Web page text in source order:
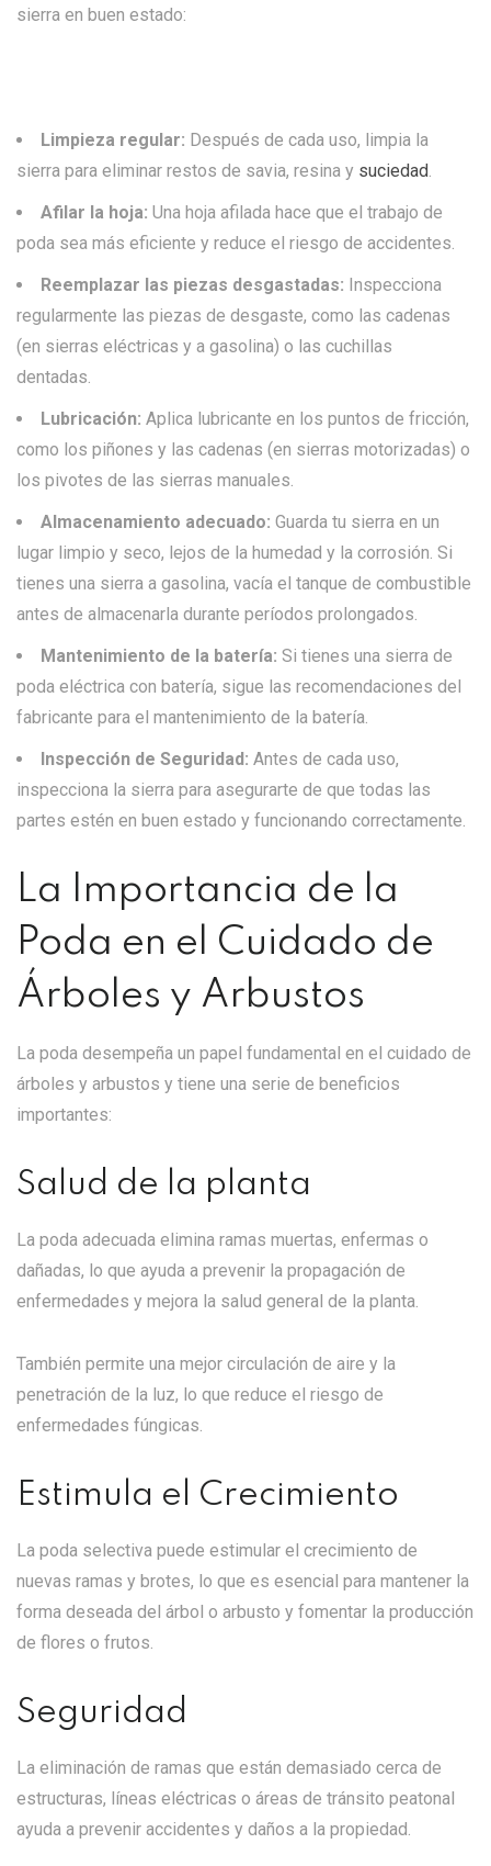
sierra en buen estado:
Limpieza regular: Después de cada uso, limpia la
sierra para eliminar restos de savia, resina y suciedad.
Afilar la hoja: Una hoja afilada hace que el trabajo de
poda sea más eficiente y reduce el riesgo de accidentes.
Reemplazar las piezas desgastadas: Inspecciona
regularmente las piezas de desgaste, como las cadenas
(en sierras eléctricas y a gasolina) o las cuchillas
dentadas.
Lubricación: Aplica lubricante en los puntos de fricción,
como los piñones y las cadenas (en sierras motorizadas) o
los pivotes de las sierras manuales.
Almacenamiento adecuado: Guarda tu sierra en un
lugar limpio y seco, lejos de la humedad y la corrosión. Si
tienes una sierra a gasolina, vacía el tanque de combustible
antes de almacenarla durante períodos prolongados.
Mantenimiento de la batería: Si tienes una sierra de
poda eléctrica con batería, sigue las recomendaciones del
fabricante para el mantenimiento de la batería.
Inspección de Seguridad: Antes de cada uso,
inspecciona la sierra para asegurarte de que todas las
partes estén en buen estado y funcionando correctamente.
La Importancia de la
Poda en el Cuidado de
Árboles y Arbustos
La poda desempeña un papel fundamental en el cuidado de
árboles y arbustos y tiene una serie de beneficios
importantes:
Salud de la planta
La poda adecuada elimina ramas muertas, enfermas o
dañadas, lo que ayuda a prevenir la propagación de
enfermedades y mejora la salud general de la planta.
También permite una mejor circulación de aire y la
penetración de la luz, lo que reduce el riesgo de
enfermedades fúngicas.
Estimula el Crecimiento
La poda selectiva puede estimular el crecimiento de
nuevas ramas y brotes, lo que es esencial para mantener la
forma deseada del árbol o arbusto y fomentar la producción
de flores o frutos.
Seguridad
La eliminación de ramas que están demasiado cerca de
estructuras, líneas eléctricas o áreas de tránsito peatonal
ayuda a prevenir accidentes y daños a la propiedad.